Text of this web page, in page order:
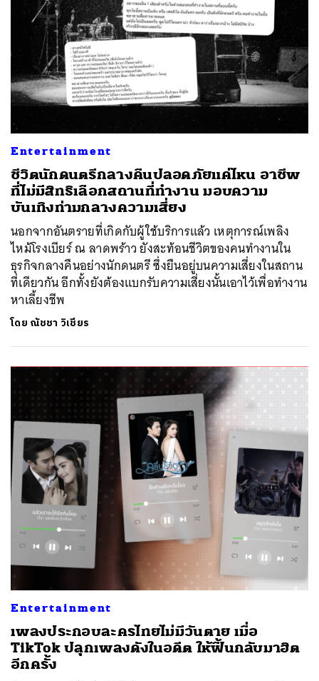
Entertainment
ชีวิตนักดนตรีกลางคืนปลอดภัยแค่ไหน อาชีพ
ที่ไม่มีสิทธิเลือกสถานที่ทำงาน มอบความ
บันเทิงท่ามกลางความเสี่ยง
นอกจากอันตรายที่เกิดกับผู้ใช้บริการแล้ว เหตุการณ์เพลิง
ไหม้โรงเบียร์ ณ ลาดพร้าว ยังสะท้อนชีวิตของคนทำงานใน
ธุรกิจกลางคืนอย่างนักดนตรี ซึ่งยืนอยู่บนความเสี่ยงในสถาน
ที่เดียวกัน อีกทั้งยังต้องแบกรับความเสี่ยงนั้นเอาไว้เพื่อทำงาน
หาเลี้ยงชีพ
โดย ณัชชา วิเชียร
Entertainment
เพลงประกอบละครไทยไม่มีวันตาย เมื่อ
TikTok ปลุกเพลงดังในอดีต ให้ฟื้นกลับมาฮิต
อีกครั้ง